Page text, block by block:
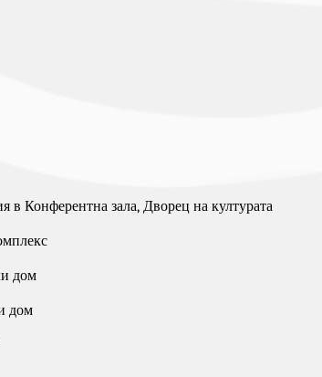
в Конферентна зала, Дворец на културата
дом
дом